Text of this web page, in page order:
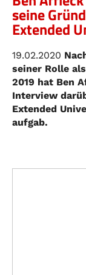
seine
Extended
19.02.2020
seiner Rolle
2019 hat Ben
Interview
Extended
aufgab.